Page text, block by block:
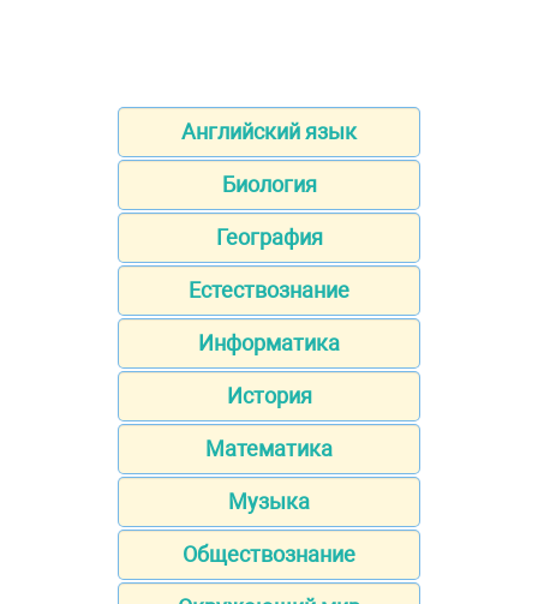
Английский язык
Биология
География
Естествознание
Информатика
История
Математика
Музыка
Обществознание